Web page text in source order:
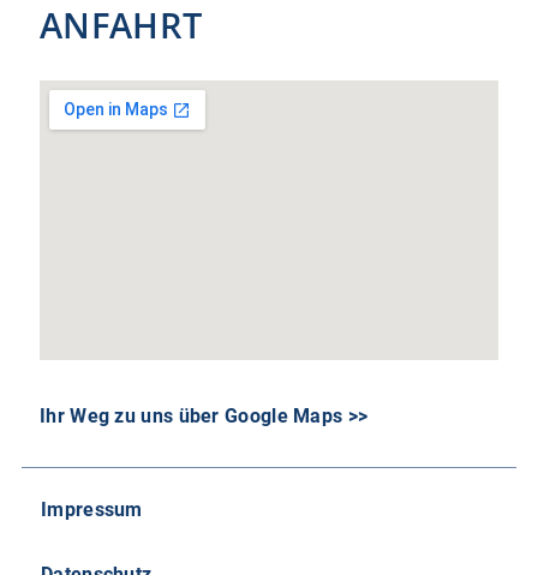
ANFAHRT
Ihr Weg zu uns über Google Maps >>
Impressum